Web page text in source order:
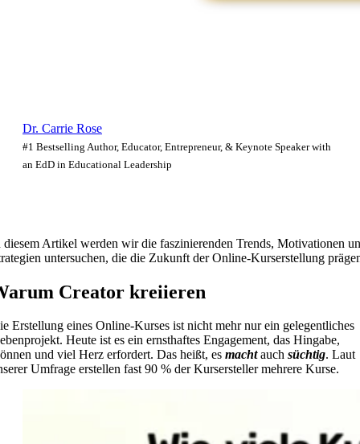
Dr. Carrie Rose
#1 Bestselling Author, Educator, Entrepreneur, & Keynote Speaker with
an EdD in Educational Leadership
diesem Artikel werden wir die faszinierenden Trends, Motivationen
untersuchen, die die Zukunft der Online-Kurserstellung
Creator kreiieren
Erstellung eines Online-Kurses ist nicht mehr nur ein gelegentliches
Heute ist es ein ernsthaftes Engagement, das Hingabe,
und viel Herz erfordert. Das heißt, es machtauch süchtig. Laut
Umfrage erstellen fast 90 % der Kursersteller mehrere Kurse.